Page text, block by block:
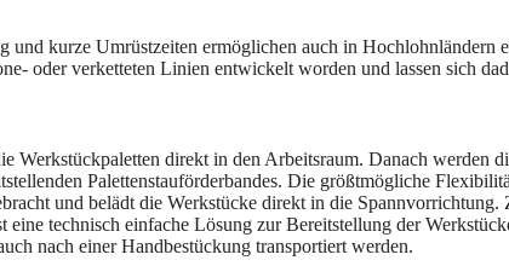
und kurze Umrüstzeiten ermöglichen auch in
oder verketteten Linien entwickelt worden und lassen sich
Werkstückpaletten direkt in den Arbeitsraum. Danach
Palettenstauförderbandes. Die größtmögliche
und belädt die Werkstücke direkt in die
eine technisch einfache Lösung zur Bereitstellung der
nach einer Handbestückung transportiert werden.